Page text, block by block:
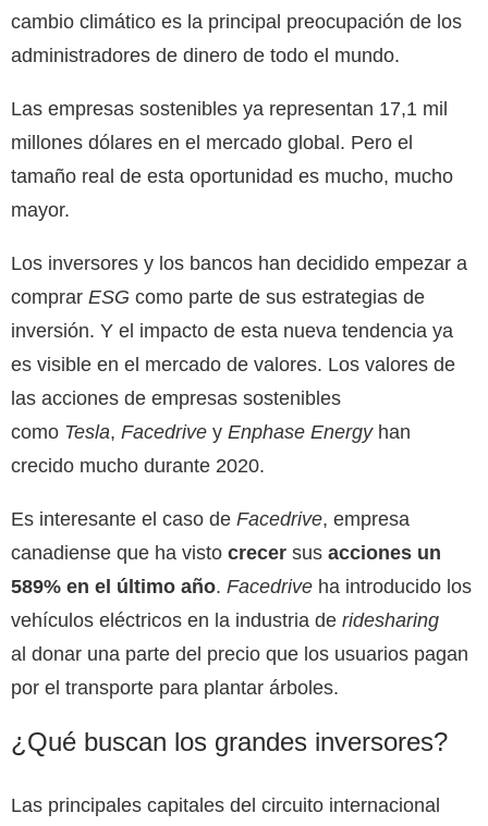
cambio climático es la principal preocupación de los
administradores de dinero de todo el mundo.
Las empresas sostenibles ya representan 17,1 mil
millones dólares en el mercado global. Pero el
tamaño real de esta oportunidad es mucho, mucho
mayor.
Los inversores y los bancos han decidido empezar a
comprar ESG como parte de sus estrategias de
inversión. Y el impacto de esta nueva tendencia ya
es visible en el mercado de valores. Los valores de
las acciones de empresas sostenibles
como Tesla, Facedrive y Enphase Energyhan
crecido mucho durante 2020.
Es interesante el caso de Facedrive, empresa
canadiense que ha visto crecer sus acciones un
589% en el último año. Facedrive ha introducido los
vehículos eléctricos en la industria de ridesharing
al donar una parte del precio que los usuarios pagan
por el transporte para plantar árboles.
¿Qué buscan los grandes inversores?
Las principales capitales del circuito internacional